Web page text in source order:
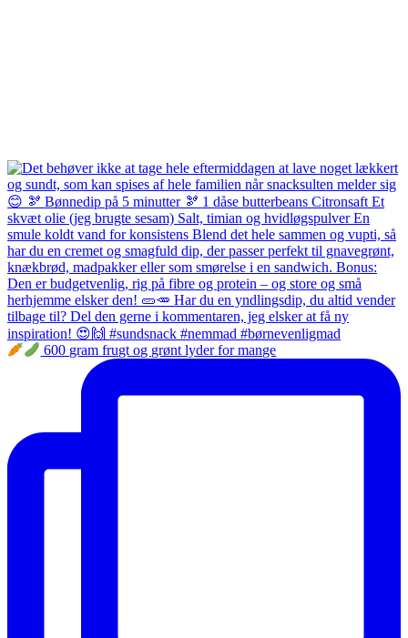
600 gram frugt og grønt lyder for mange